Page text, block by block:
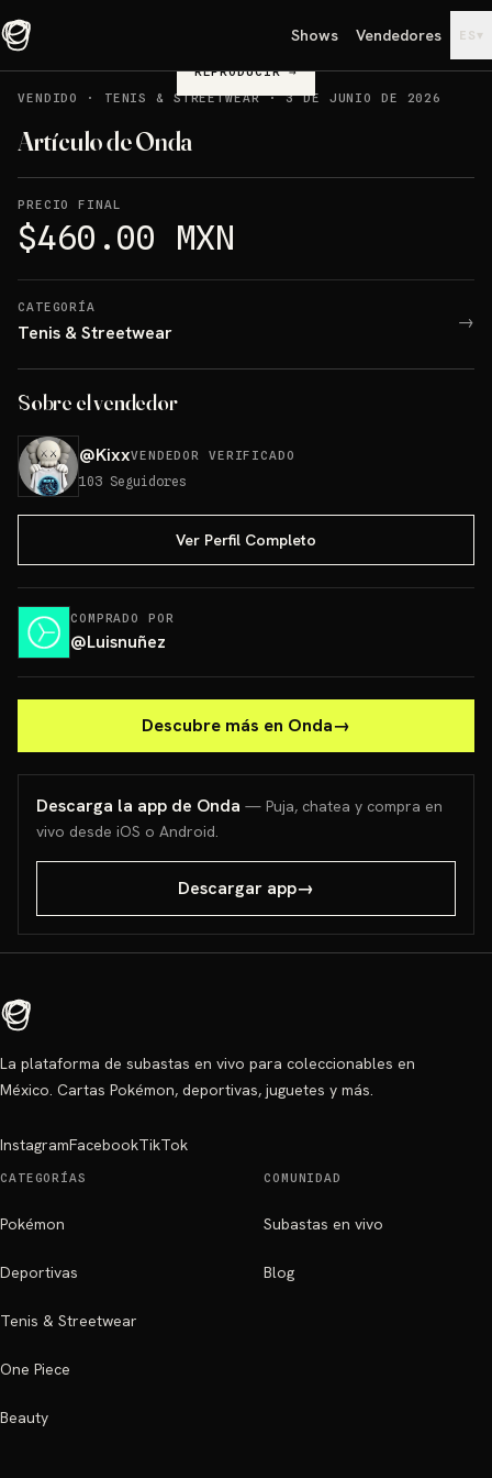
Shows Vendedores ES ▾
REPRODUCIR→
VENDIDO
· TENIS & STREETWEAR·3 DE JUNIO DE 2026
Artículo de Onda
PRECIO FINAL
$460.00 MXN
CATEGORÍA
Tenis & Streetwear →
Sobre el vendedor
@KixxVENDEDOR VERIFICADO
103 Seguidores
Ver Perfil Completo
COMPRADO POR
@Luisnuñez
Descubre más en Onda→
Descarga la app de Onda — Puja, chatea y compra en
vivo desde iOS o Android.
Descargar app→
La plataforma de subastas en vivo para coleccionables en
México. Cartas Pokémon, deportivas, juguetes y más.
InstagramFacebookTikTok
CATEGORÍAS
Pokémon
Deportivas
Tenis & Streetwear
One Piece
Beauty
COMUNIDAD
Subastas en vivo
Blog